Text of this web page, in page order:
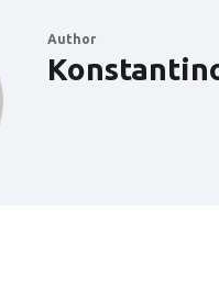
Author